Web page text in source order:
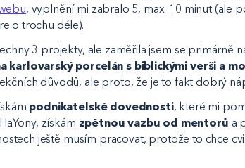
, vyplnění mi zabralo 5, max. 10 minut (ale
o trochu déle).
3 projekty, ale zaměřila jsem se primárně
karlovarský porcelán s biblickými verši a
důvodů, ale proto, že je to fakt dobrý
podnikatelské dovednosti, které mi
získám zpětnou vazbu od mentorů a
ještě musím pracovat, protože to chce